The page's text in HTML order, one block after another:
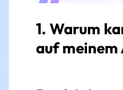
1. Warum
auf meinem